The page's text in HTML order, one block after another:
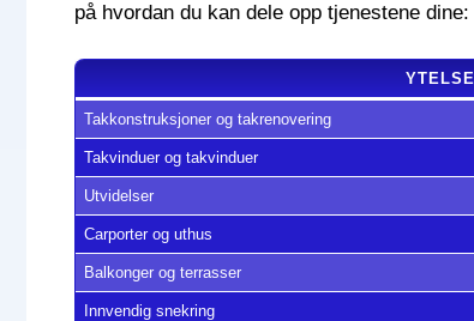
på hvordan du kan dele opp tjenestene dine:
YTELSE
Takkonstruksjoner og takrenovering
Takvinduer og takvinduer
Utvidelser
Carporter og uthus
Balkonger og terrasser
Innvendig snekring